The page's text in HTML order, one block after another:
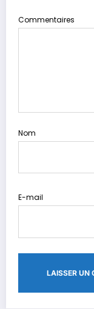
Commentaires
Nom
E-mail